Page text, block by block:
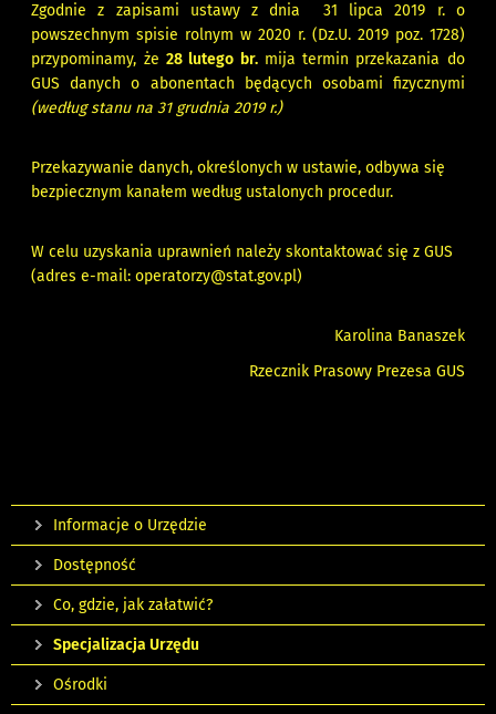
Zgodnie z zapisami ustawy z dnia 31 lipca 2019 r. o
powszechnym spisie rolnym w 2020 r. (Dz.U. 2019 poz. 1728)
przypominamy, że 28 lutego br.mija termin przekazania do
GUS danych o abonentach będących osobami fizycznymi
(według stanu na 31 grudnia 2019 r.)
Przekazywanie danych, określonych w ustawie, odbywa się
bezpiecznym kanałem według ustalonych procedur.
W celu uzyskania uprawnień należy skontaktować się z GUS
(adres e-mail:operatorzy@stat.gov.pl)
Karolina Banaszek
Rzecznik Prasowy Prezesa GUS
Informacje o Urzędzie
Dostępność
Co, gdzie, jak załatwić?
Specjalizacja Urzędu
Ośrodki